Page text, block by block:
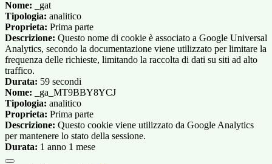
Nome: _gat
Tipologia: analitico
Proprieta: Prima parte
Descrizione: Questo nome di cookie è associato a Google Universal
Analytics, secondo la documentazione viene utilizzato per limitare la
frequenza delle richieste, limitando la raccolta di dati su siti ad alto
traffico.
Durata: 59 secondi
Nome: _ga_MT9BBY8YCJ
Tipologia: analitico
Proprieta: Prima parte
Descrizione: Questo cookie viene utilizzato da Google Analytics
per mantenere lo stato della sessione.
Durata: 1 anno 1 mese